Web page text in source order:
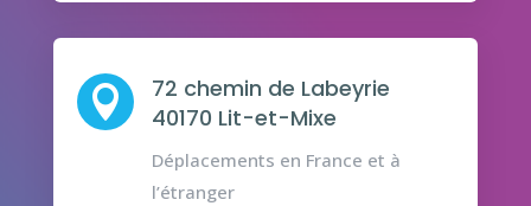

72 chemin de Labeyrie
40170 Lit-et-Mixe
Déplacements en France et à
l’étranger